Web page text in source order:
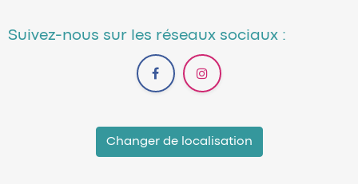
Suivez-nous sur les réseaux sociaux :
Changer de localisation